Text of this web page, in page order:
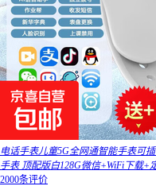
电话手表儿童5G全网通智能手表可
手表 顶配版白128G微信+WiFi下载+
2000条评价